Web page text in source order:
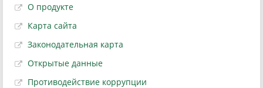
О продукте
Карта сайта
Законодательная карта
Открытые данные
Противодействие коррупции